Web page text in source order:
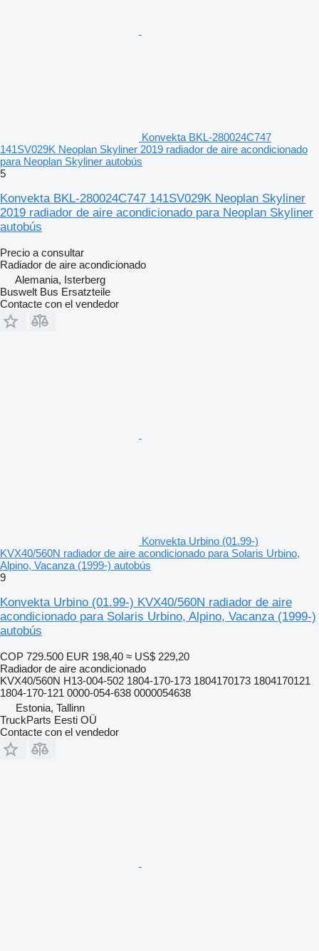
Konvekta BKL-280024C747
141SV029K Neoplan Skyliner 2019 radiador de aire acondicionado
para Neoplan Skyliner autobús
5
Konvekta BKL-280024C747 141SV029K Neoplan Skyliner
2019 radiador de aire acondicionado para Neoplan Skyliner
autobús
Precio a consultar
Radiador de aire acondicionado
Alemania, Isterberg
Buswelt Bus Ersatzteile
Contacte con el vendedor
Konvekta Urbino (01.99-)
KVX40/560N radiador de aire acondicionado para Solaris Urbino,
Alpino, Vacanza (1999-) autobús
9
Konvekta Urbino (01.99-) KVX40/560N radiador de aire
acondicionado para Solaris Urbino, Alpino, Vacanza (1999-)
autobús
COP 729.500 EUR 198,40 ≈ US$ 229,20
Radiador de aire acondicionado
KVX40/560N H13-004-502 1804-170-173 1804170173 1804170121
1804-170-121 0000-054-638 0000054638
Estonia, Tallinn
TruckParts Eesti OÜ
Contacte con el vendedor